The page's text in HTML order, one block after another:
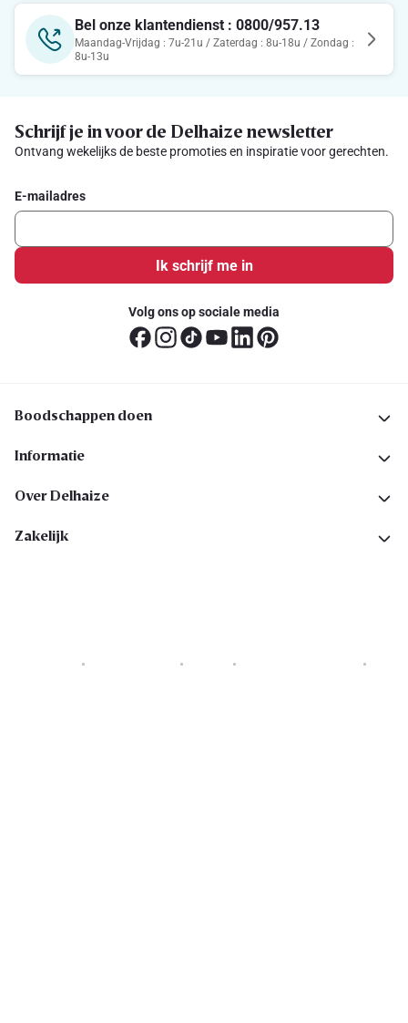
Bel onze klantendienst : 0800/957.13
Maandag-Vrijdag : 7u-21u / Zaterdag : 8u-18u / Zondag :
8u-13u
Schrijf je in voor de Delhaize newsletter
Ontvang wekelijks de beste promoties en inspiratie voor gerechten.
E-mailadres
Ik schrijf me in
Volg ons op sociale media
Boodschappen doen
Informatie
Over Delhaize
Zakelijk